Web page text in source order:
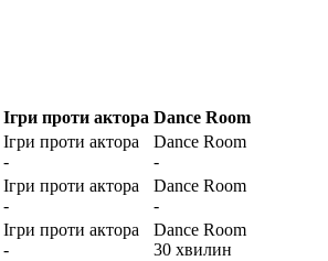
Ігри проти актора Dance Room
Ігри проти актора
-
Dance Room
-
Ігри проти актора
-
Dance Room
-
Ігри проти актора
-
Dance Room
30 хвилин